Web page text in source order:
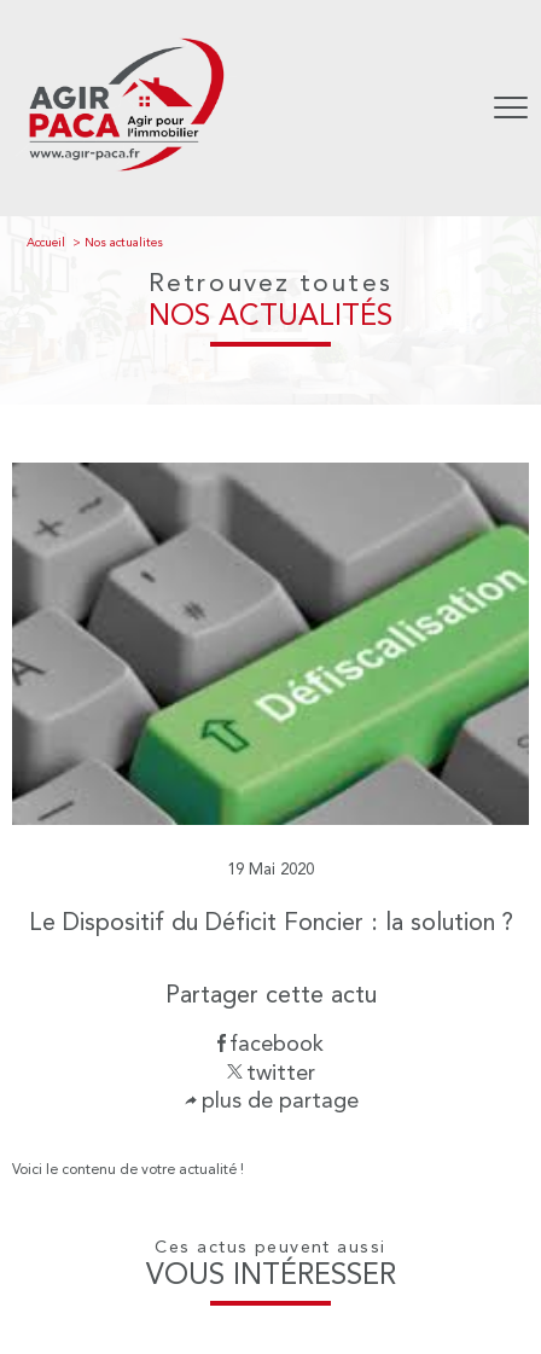
Accueil Nos actualites
Retrouvez toutes
NOS ACTUALITÉS
19 Mai 2020
Le Dispositif du Déficit Foncier : la solution ?
Partager cette actu
facebook
twitter
plus de partage
Voici le contenu de votre actualité !
Ces actus peuvent aussi
VOUS INTÉRESSER